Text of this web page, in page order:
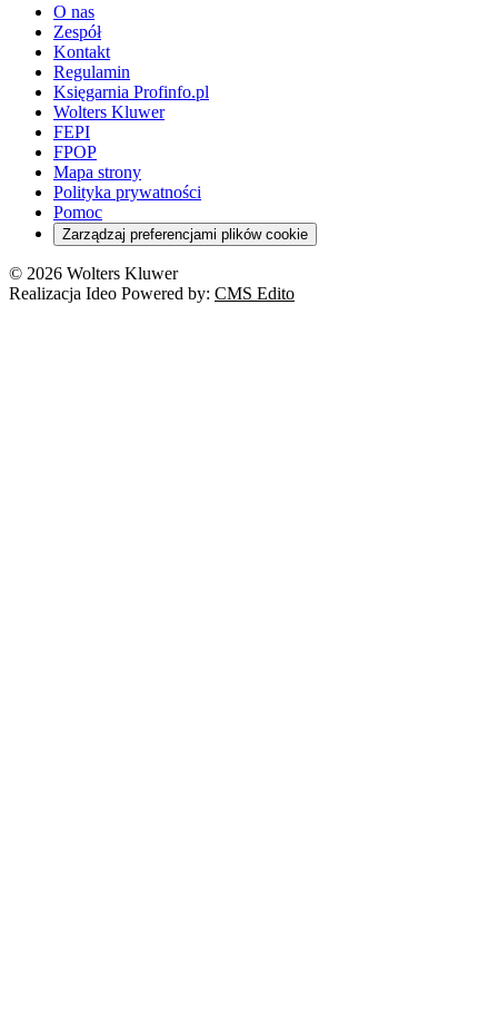
O nas
Zespół
Kontakt
Regulamin
Księgarnia Profinfo.pl
Wolters Kluwer
FEPI
FPOP
Mapa strony
Polityka prywatności
Pomoc
Zarządzaj preferencjami plików cookie
© 2026 Wolters Kluwer
Realizacja Ideo Powered by: CMS Edito